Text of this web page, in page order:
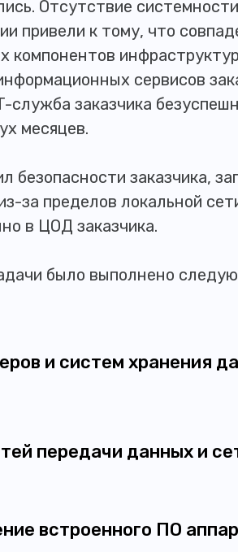
Отсутствие
привели к тому, что
компонентов
сервисов
служба заказчика
месяцев.
безопасности заказчика,
за пределов локальной
в ЦОД заказчика.
было выполнено
и систем хранения
передачи данных и
встроенного ПО